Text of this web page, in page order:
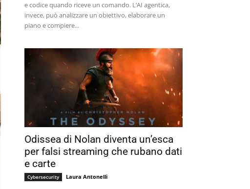
e codice quando riceve un comando. L’AI agentica,
invece, può analizzare un obiettivo, elaborare un
piano e compiere...
Odissea di Nolan diventa un’esca
per falsi streaming che rubano dati
e carte
Cybersecurity Laura Antonelli